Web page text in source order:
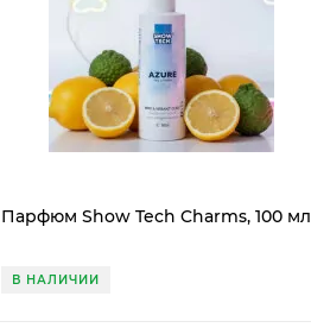
Парфюм Show Tech Charms, 100 мл
В НАЛИЧИИ